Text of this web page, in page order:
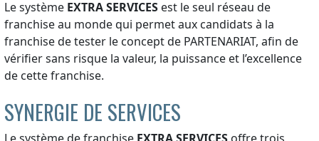
Le système EXTRA SERVICES est le seul réseau de
franchise au monde qui permet aux candidats à la
franchise de tester le concept de PARTENARIAT, afin de
vérifier sans risque la valeur, la puissance et l’excellence
de cette franchise.
SYNERGIE DE SERVICES